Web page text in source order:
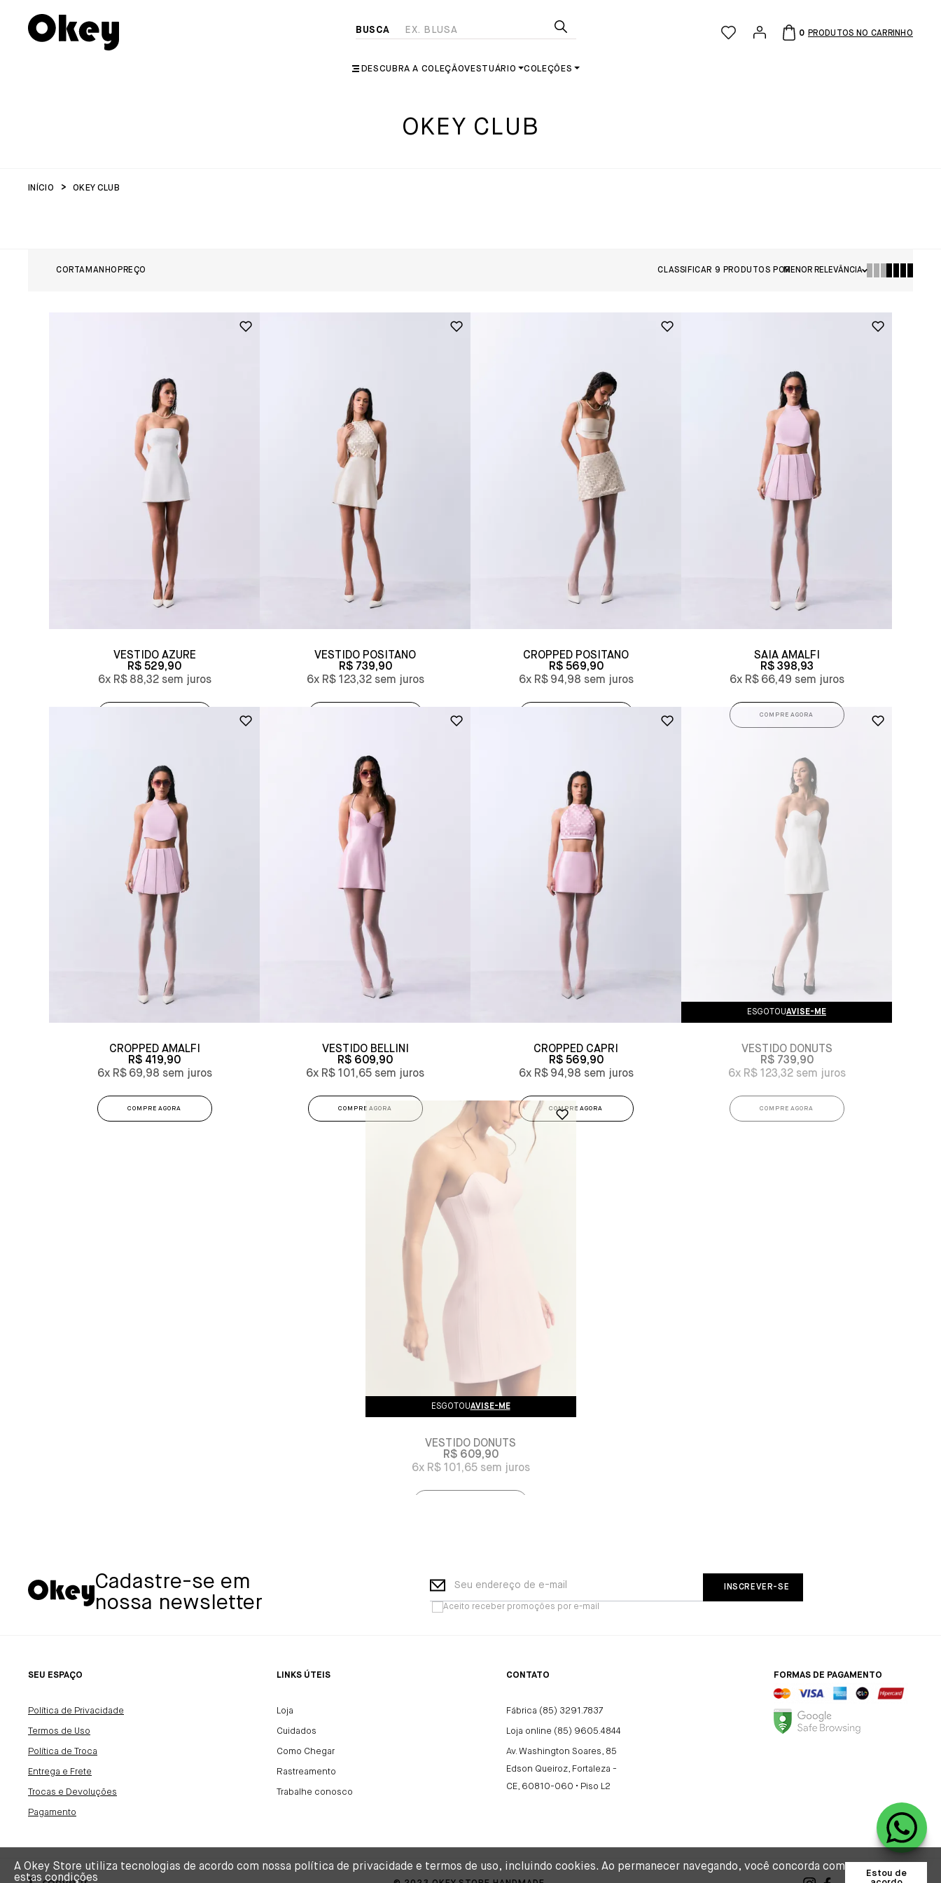
0
DESCUBRA A COLEÇÃOVESTUÁRIO COLEÇÕES
OKEY CLUB
INÍCIO OKEY CLUB
CLASSIFICAR 9 PRODUTOS PORMENOR RELEVÂNCIA
CORTAMANHO PREÇO
VESTIDO AZURE
R$ 529,90
6x R$ 88,32
VESTIDO POSITANO
R$ 739,90
6x R$ 123,32
CROPPED POSITANO
R$ 569,90
6x R$ 94,98
SAIA AMALFI
R$ 398,93
6x R$ 66,49
CROPPED AMALFI
R$ 419,90
6x R$ 69,98
VESTIDO BELLINI
R$ 609,90
6x R$ 101,65
CROPPED CAPRI
R$ 569,90
6x R$ 94,98
ESGOTOUAVISE-ME
VESTIDO DONUTS
R$ 739,90
6x R$ 123,32
ESGOTOUAVISE-ME
VESTIDO DONUTS
R$ 609,90
6x R$ 101,65
Cadastre-se em
nossa newsletter
Seu endereço de e-mail
Aceito receber promoções por e-mail
SEU ESPAÇO
Política de Privacidade
Termos de Uso
Política de Troca
Entrega e Frete
Trocas e Devoluções
Pagamento
LINKS ÚTEIS
Loja
Cuidados
Como Chegar
Rastreamento
Trabalhe conosco
CONTATO
Fábrica (85) 3291.7837
Loja online (85) 9605.4844
Av. Washington Soares, 85
Edson Queiroz, Fortaleza -
CE, 60810-060 • Piso L2
FORMAS DE PAGAMENTO
A Okey Store utiliza tecnologias de acordo com nossa política de privacidade e termos de uso, incluindo cookies. Ao permanecer navegando, você concorda com
estas condições
Estou de